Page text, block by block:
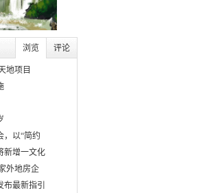
浏览 评论
地项目
，以“简约
新增一文化
外地房企
最新指引